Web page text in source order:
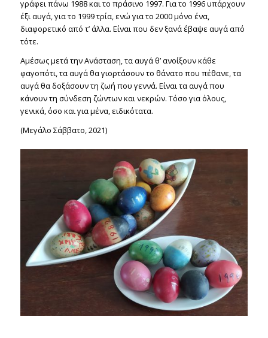
γράφει πάνω 1988 και το πράσινο 1997. Για το 1996 υπάρχουν
έξι αυγά, για το 1999 τρία, ενώ για το 2000 μόνο ένα,
διαφορετικό από τ’ άλλα. Είναι που δεν ξανά έβαψε αυγά από
τότε.
Αμέσως μετά την Ανάσταση, τα αυγά θ’ ανοίξουν κάθε
φαγοπότι, τα αυγά θα γιορτάσουν το θάνατο που πέθανε, τα
αυγά θα δοξάσουν τη ζωή που γεννά. Είναι τα αυγά που
κάνουν τη σύνδεση ζώντων και νεκρών. Τόσο για όλους,
γενικά, όσο και για μένα, ειδικότατα.
(Μεγάλο Σάββατο, 2021)